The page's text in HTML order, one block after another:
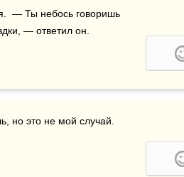
— Ты небось говоришь
— ответил он.
но это не мой случай.